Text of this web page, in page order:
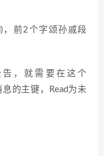
，前2个字颂孙戚段
，就需要在这个
的主键，Read为未